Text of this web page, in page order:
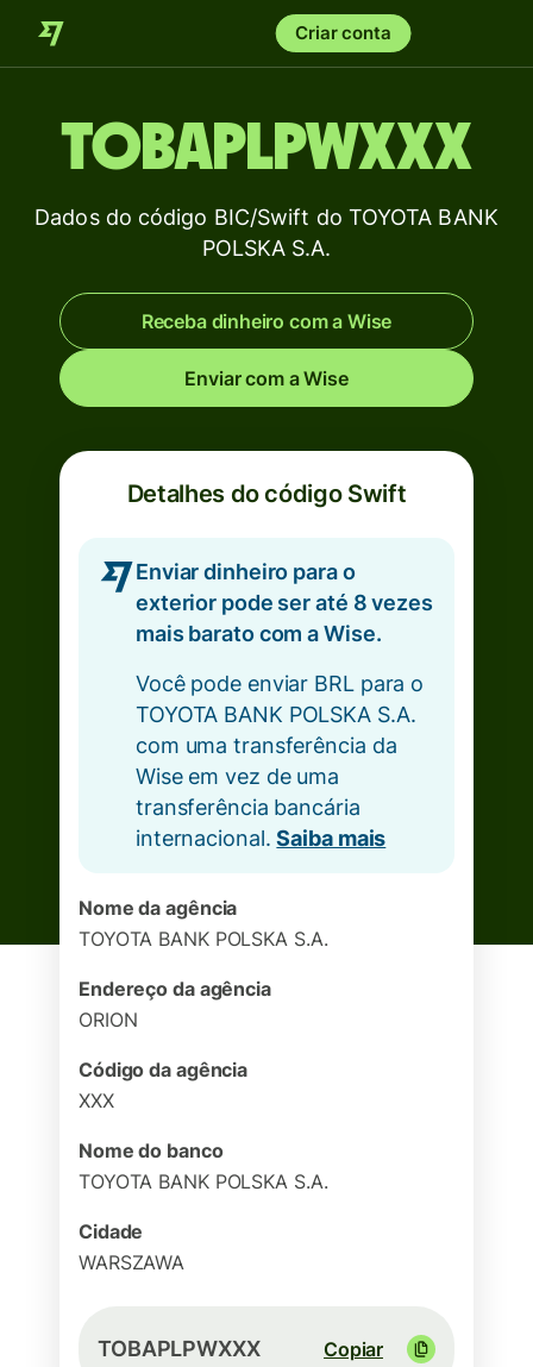
Criar conta
TOBAPLPWXXX
Dados do código BIC/Swift do TOYOTA BANK
POLSKA S.A.
Receba dinheiro com a Wise
Enviar com a Wise
Detalhes do código Swift
Enviar dinheiro para o
exterior pode ser até 8 vezes
mais barato com a Wise.
Você pode enviar BRL para o
TOYOTA BANK POLSKA S.A.
com uma transferência da
Wise em vez de uma
transferência bancária
internacional.Saiba mais
Nome da agência
TOYOTA BANK POLSKA S.A.
Endereço da agência
ORION
Código da agência
XXX
Nome do banco
TOYOTA BANK POLSKA S.A.
Cidade
WARSZAWA
TOBAPLPWXXX Copiar